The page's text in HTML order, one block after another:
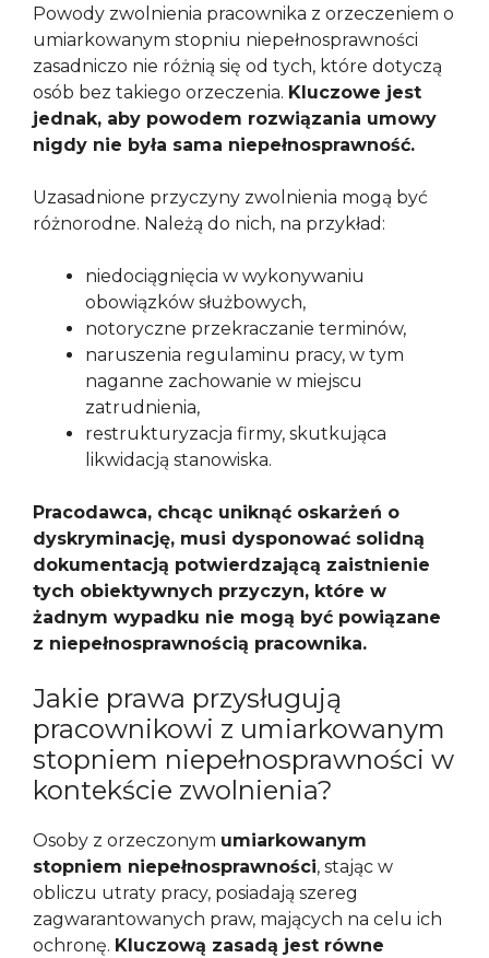
Powody zwolnienia pracownika z orzeczeniem o
umiarkowanym stopniu niepełnosprawności
zasadniczo nie różnią się od tych, które dotyczą
osób bez takiego orzeczenia. Kluczowe jest
jednak, aby powodem rozwiązania umowy
nigdy nie była sama niepełnosprawność.
Uzasadnione przyczyny zwolnienia mogą być
różnorodne. Należą do nich, na przykład:
niedociągnięcia w wykonywaniu
obowiązków służbowych,
notoryczne przekraczanie terminów,
naruszenia regulaminu pracy, w tym
naganne zachowanie w miejscu
zatrudnienia,
restrukturyzacja firmy, skutkująca
likwidacją stanowiska.
Pracodawca, chcąc uniknąć oskarżeń o
dyskryminację, musi dysponować solidną
dokumentacją potwierdzającą zaistnienie
tych obiektywnych przyczyn, które w
żadnym wypadku nie mogą być powiązane
z niepełnosprawnością pracownika.
Jakie prawa przysługują
pracownikowi z umiarkowanym
stopniem niepełnosprawności w
kontekście zwolnienia?
Osoby z orzeczonym umiarkowanym
stopniem niepełnosprawności, stając w
obliczu utraty pracy, posiadają szereg
zagwarantowanych praw, mających na celu ich
ochronę. Kluczową zasadą jest równe